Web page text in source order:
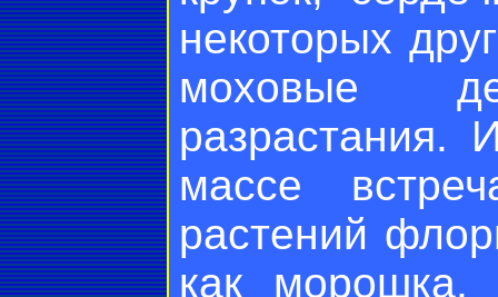
некоторых
моховые
массе
растений
как